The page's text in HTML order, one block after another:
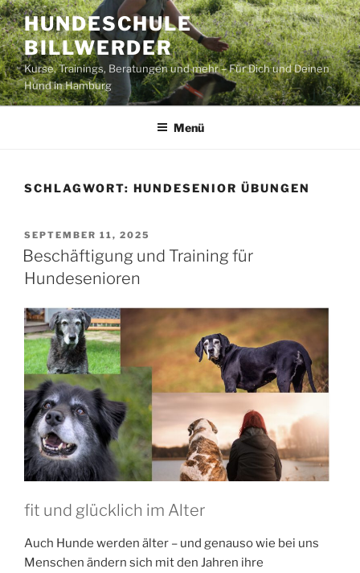
Zum
Inhalt
springen
HUNDESCHULE
BILLWERDER
Kurse, Trainings, Beratungen und mehr – Für Dich und Deinen
Hund in Hamburg
Menü
SCHLAGWORT: HUNDESENIOR ÜBUNGEN
VERÖFFENTLICHT
AM
SEPTEMBER 11, 2025
Beschäftigung und Training für
Hundesenioren
fit und glücklich im Alter
Auch Hunde werden älter – und genauso wie bei uns
Menschen ändern sich mit den Jahren ihre